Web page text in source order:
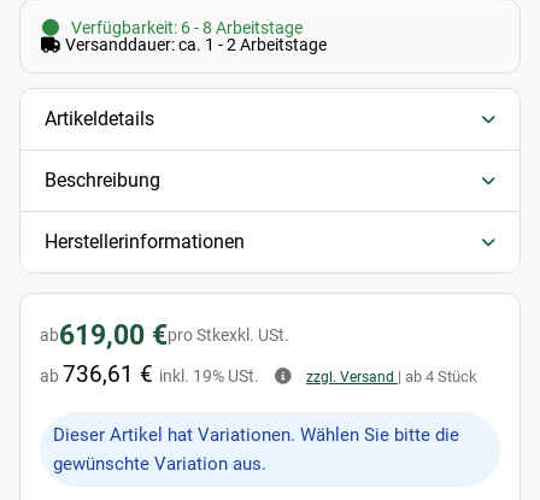
Verfügbarkeit: 6 - 8 Arbeitstage
Versanddauer: ca. 1 - 2 Arbeitstage
Artikeldetails
Beschreibung
Herstellerinformationen
ab619,00 €pro Stkexkl. USt.
ab736,61 € inkl. 19% USt. zzgl. Versand | ab 4 Stück
xDieser Artikel hat Variationen. Wählen Sie bitte die
gewünschte Variation aus.